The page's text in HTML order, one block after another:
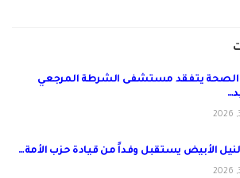
الصحة يتفقد مستشفى الشرطة المرجعي
الأبيض يستقبل وفداً من قيادة حزب الأمة…